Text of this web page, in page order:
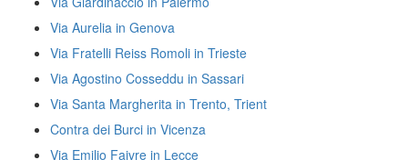
Via Aurelia in Genova
Via Fratelli Reiss Romoli in Trieste
Via Agostino Cosseddu in Sassari
Via Santa Margherita in Trento, Trient
Contra dei Burci in Vicenza
Via Emilio Faivre in Lecce